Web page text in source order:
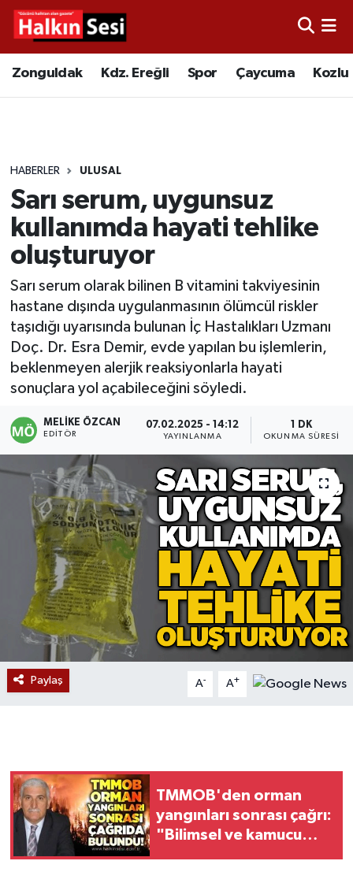
Zonguldak Kdz. Ereğli Spor Çaycuma Kozlu
HABERLER ULUSAL
Sarı serum, uygunsuz
kullanımda hayati tehlike
oluşturuyor
Sarı serum olarak bilinen B vitamini takviyesinin
hastane dışında uygulanmasının ölümcül riskler
taşıdığı uyarısında bulunan İç Hastalıkları Uzmanı
Doç. Dr. Esra Demir, evde yapılan bu işlemlerin,
beklenmeyen alerjik reaksiyonlarla hayati
sonuçlara yol açabileceğini söyledi.
MELIKE ÖZCAN
EDITÖR
07.02.2025 - 14:12
YAYINLANMA
1 DK
OKUNMA SÜRESI
Paylaş A- A+
TMMOB'den orman
yangınları sonrası çağrı:
"Bilimsel ve kamucu
Video
Çaycuma
Alaplı
Asayiş
Bartın
Karabük
Devrek
Bolu
ÇEVRE
BİLİM VE TEKNOLOJİ
DUNYA
Düzce
Eğitim
Ekonomi
GÜNDEM
İş ilanı
Kilimli
Merkez Hava Durumu
Tüm Manşetler
Son Dakika Haberleri
Haber Arşivi